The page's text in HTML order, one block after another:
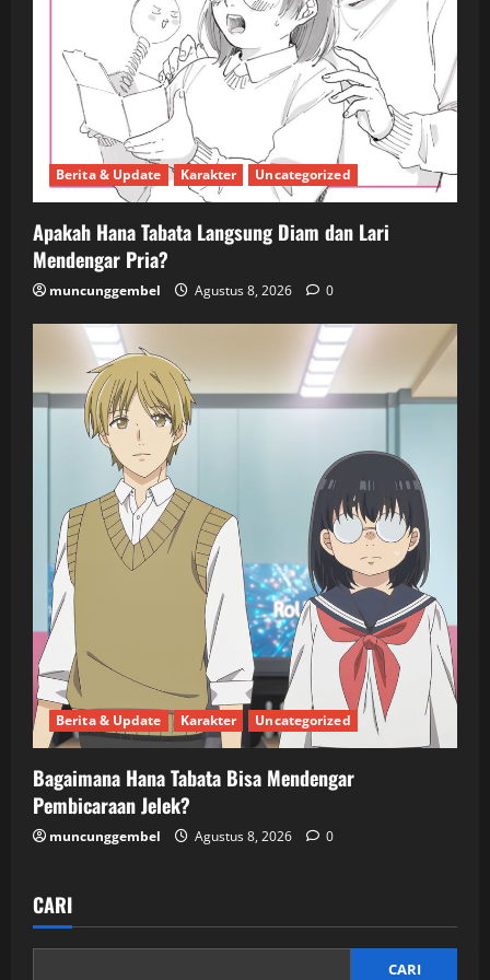
Berita & Update Karakter Uncategorized
Apakah Hana Tabata Langsung Diam dan Lari
Mendengar Pria?
muncunggembel Agustus 8, 2026 0
Berita & Update Karakter Uncategorized
Bagaimana Hana Tabata Bisa Mendengar
Pembicaraan Jelek?
muncunggembel Agustus 8, 2026 0
CARI
CARI